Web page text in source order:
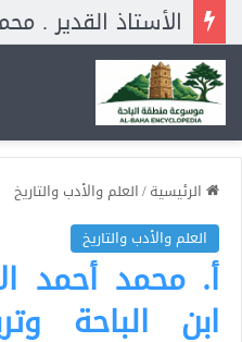
الرئيسية/العلم والأدب والتاريخ
العلم والأدب والتاريخ
أ. محمد أحمد
ابن الباحة